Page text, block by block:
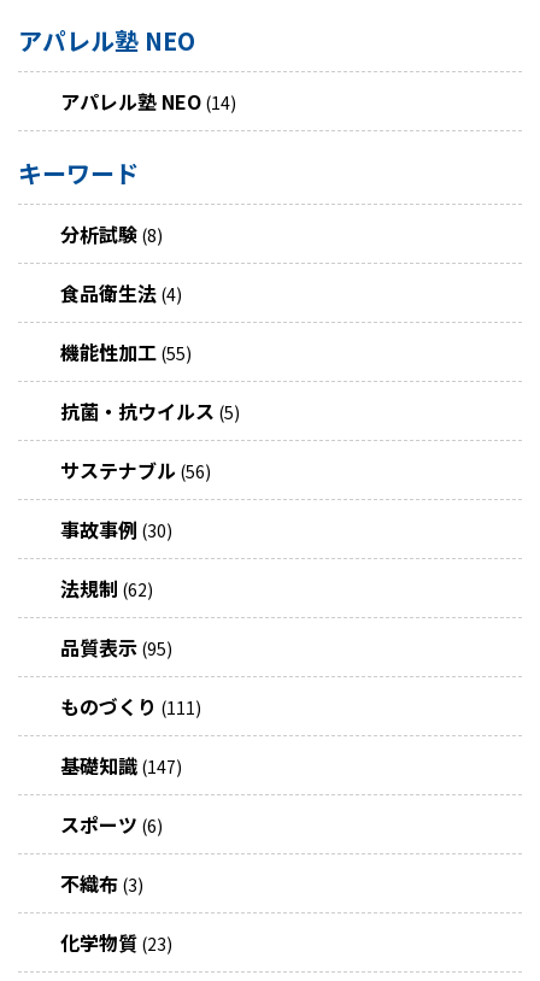
アパレル塾 NEO
アパレル塾 NEO (14)
キーワード
分析試験 (8)
食品衛生法 (4)
機能性加工 (55)
抗菌・抗ウイルス (5)
サステナブル (56)
事故事例 (30)
法規制 (62)
品質表示 (95)
ものづくり (111)
基礎知識 (147)
スポーツ (6)
不織布 (3)
化学物質 (23)